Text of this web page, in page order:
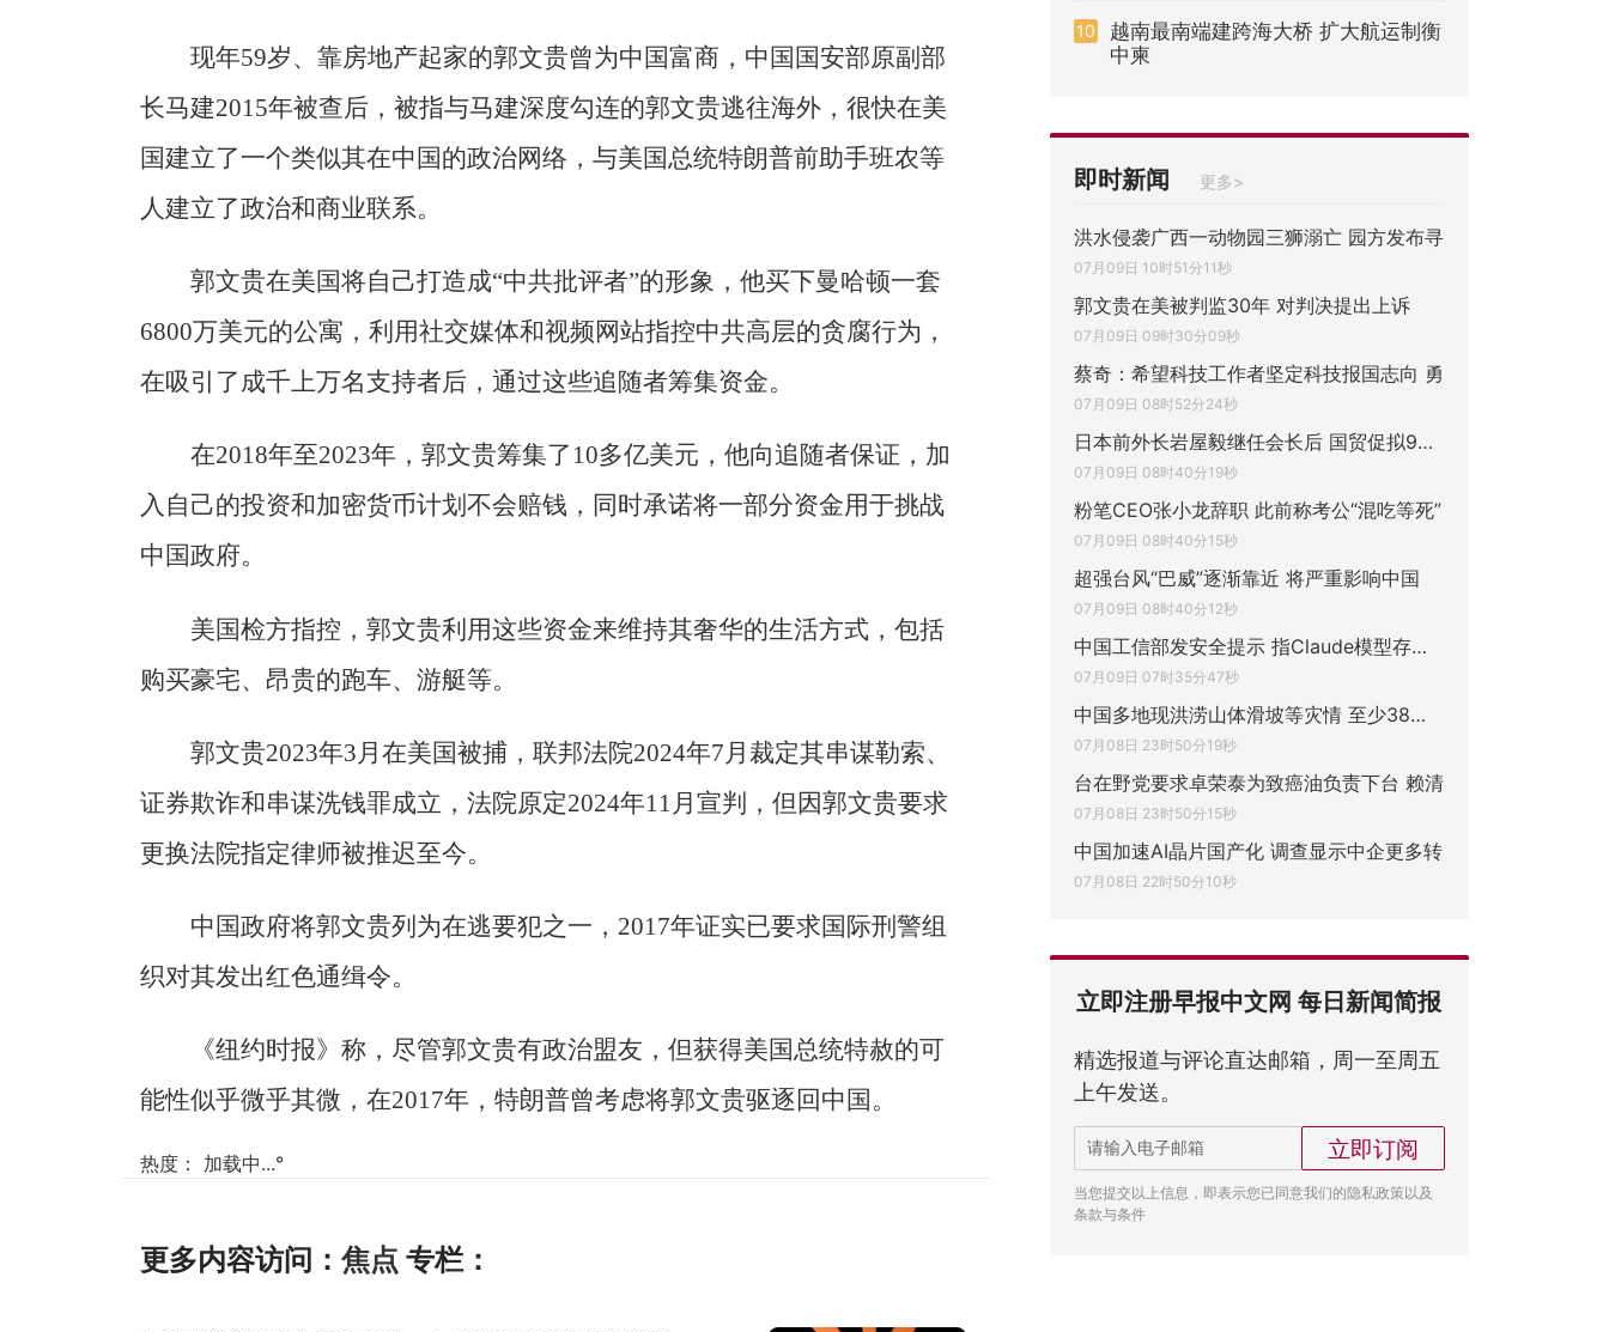
现年59岁、靠房地产起家的郭文贵曾为中国富商，中国国安部原副部
长马建2015年被查后，被指与马建深度勾连的郭文贵逃往海外，很快在美
国建立了一个类似其在中国的政治网络，与美国总统特朗普前助手班农等
人建立了政治和商业联系。
郭文贵在美国将自己打造成“中共批评者”的形象，他买下曼哈顿一套
6800万美元的公寓，利用社交媒体和视频网站指控中共高层的贪腐行为，
在吸引了成千上万名支持者后，通过这些追随者筹集资金。
在2018年至2023年，郭文贵筹集了10多亿美元，他向追随者保证，加
入自己的投资和加密货币计划不会赔钱，同时承诺将一部分资金用于挑战
中国政府。
美国检方指控，郭文贵利用这些资金来维持其奢华的生活方式，包括
购买豪宅、昂贵的跑车、游艇等。
郭文贵2023年3月在美国被捕，联邦法院2024年7月裁定其串谋勒索、
证券欺诈和串谋洗钱罪成立，法院原定2024年11月宣判，但因郭文贵要求
更换法院指定律师被推迟至今。
中国政府将郭文贵列为在逃要犯之一，2017年证实已要求国际刑警组
织对其发出红色通缉令。
《纽约时报》称，尽管郭文贵有政治盟友，但获得美国总统特赦的可
能性似乎微乎其微，在2017年，特朗普曾考虑将郭文贵驱逐回中国。
热度： 加载中...°
更多内容访问： 焦点 专栏：
10
越南最南端建跨海大桥 扩大航运制衡
中柬
即时新闻 更多>
洪水侵袭广西一动物园三狮溺亡 园方发布寻
07月09日 10时51分11秒
郭文贵在美被判监30年 对判决提出上诉
07月09日 09时30分09秒
蔡奇：希望科技工作者坚定科技报国志向 勇
07月09日 08时52分24秒
日本前外长岩屋毅继任会长后 国贸促拟9月访
07月09日 08时40分19秒
粉笔CEO张小龙辞职 此前称考公“混吃等死”
07月09日 08时40分15秒
超强台风“巴威”逐渐靠近 将严重影响中国
07月09日 08时40分12秒
中国工信部发安全提示 指Claude模型存在安
07月09日 07时35分47秒
中国多地现洪涝山体滑坡等灾情 至少38人遇
07月08日 23时50分19秒
台在野党要求卓荣泰为致癌油负责下台 赖清
07月08日 23时50分15秒
中国加速AI晶片国产化 调查显示中企更多转
07月08日 22时50分10秒
立即注册早报中文网 每日新闻简报
精选报道与评论直达邮箱，周一至周五
上午发送。
立即订阅
当您提交以上信息，即表示您已同意我们的隐私政策以及
条款与条件